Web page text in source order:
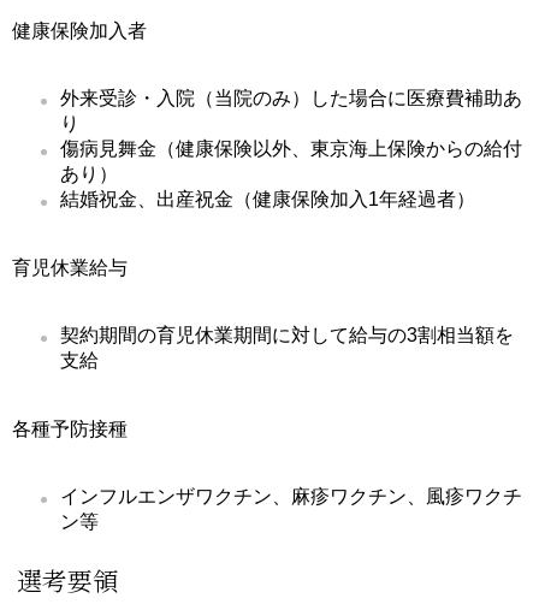
健康保険加入者
外来受診・入院（当院のみ）した場合に医療費補助あ
り
傷病見舞金（健康保険以外、東京海上保険からの給付
あり）
結婚祝金、出産祝金（健康保険加入1年経過者）
育児休業給与
契約期間の育児休業期間に対して給与の3割相当額を
支給
各種予防接種
インフルエンザワクチン、麻疹ワクチン、風疹ワクチ
ン等
選考要領